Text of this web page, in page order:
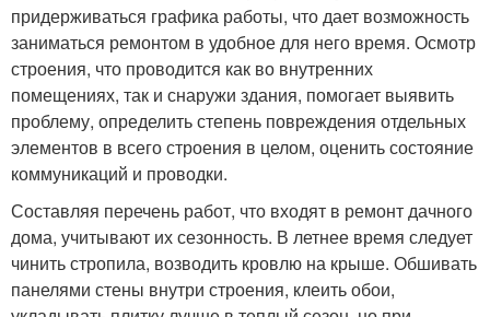
придерживаться графика работы, что дает возможность
заниматься ремонтом в удобное для него время. Осмотр
строения, что проводится как во внутренних
помещениях, так и снаружи здания, помогает выявить
проблему, определить степень повреждения отдельных
элементов в всего строения в целом, оценить состояние
коммуникаций и проводки.
Составляя перечень работ, что входят в ремонт дачного
дома, учитывают их сезонность. В летнее время следует
чинить стропила, возводить кровлю на крыше. Обшивать
панелями стены внутри строения, клеить обои,